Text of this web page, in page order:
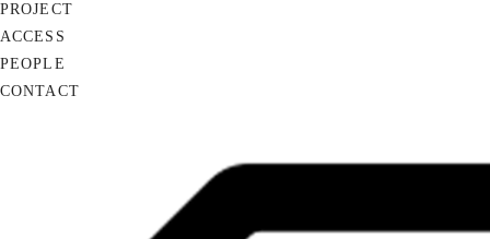
PROJECT
ACCESS
PEOPLE
CONTACT